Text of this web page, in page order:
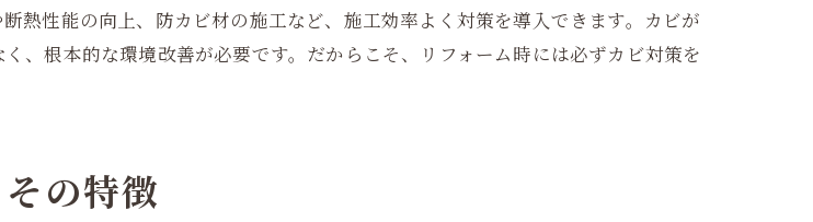
熱性能の向上、防カビ材の施工など、施工効率よく対策を導入できます。カビが
、根本的な環境改善が必要です。だからこそ、リフォーム時には必ずカビ対策を
の特徴